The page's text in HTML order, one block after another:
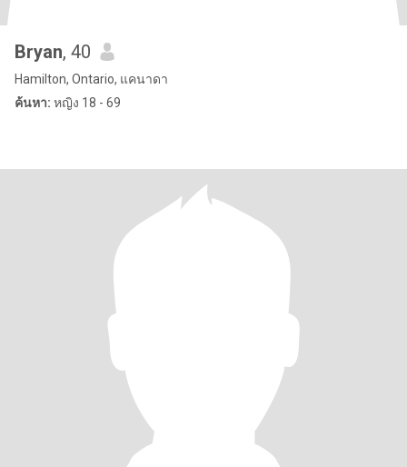
Bryan, 40
Hamilton, Ontario, แคนาดา
ค้นหา: หญิง 18 - 69